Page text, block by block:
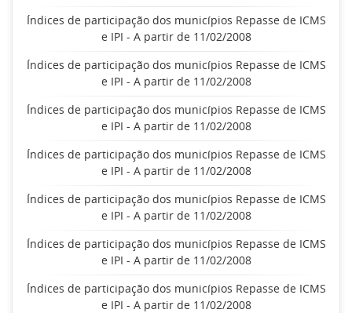
Índices de participação dos municípios Repasse de ICMS
e IPI - A partir de 11/02/2008
Índices de participação dos municípios Repasse de ICMS
e IPI - A partir de 11/02/2008
Índices de participação dos municípios Repasse de ICMS
e IPI - A partir de 11/02/2008
Índices de participação dos municípios Repasse de ICMS
e IPI - A partir de 11/02/2008
Índices de participação dos municípios Repasse de ICMS
e IPI - A partir de 11/02/2008
Índices de participação dos municípios Repasse de ICMS
e IPI - A partir de 11/02/2008
Índices de participação dos municípios Repasse de ICMS
e IPI - A partir de 11/02/2008